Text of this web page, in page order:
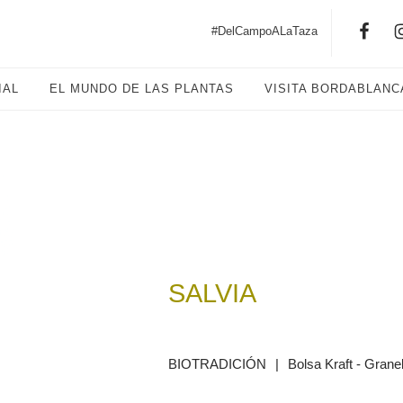
#DelCampoALaTaza
EL MUNDO DE LAS PLANTAS VISITA
SALVIA
BIOTRADICIÓN | Bolsa Kraft - Granel